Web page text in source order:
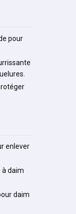
pour
enlever
à daim
daim